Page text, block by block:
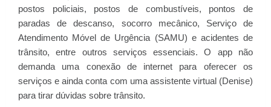
postos policiais, postos de combustíveis, pontos de
paradas de descanso, socorro mecânico, Serviço de
Atendimento Móvel de Urgência (SAMU) e acidentes de
trânsito, entre outros serviços essenciais. O app não
demanda uma conexão de internet para oferecer os
serviços e ainda conta com uma assistente virtual (Denise)
para tirar dúvidas sobre trânsito.